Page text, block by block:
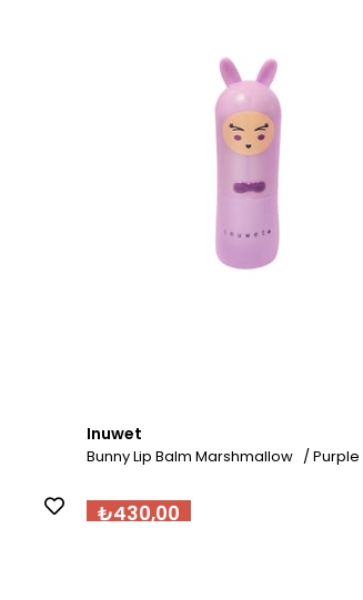
Inuwet
Bunny Lip Balm Marshmallow / Purple
₺430,00